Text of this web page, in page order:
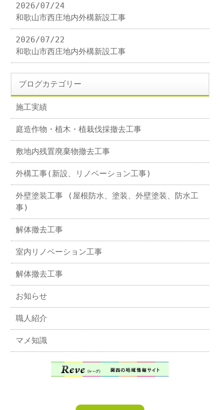
2026/07/24
和歌山市西庄地内外構新設工事
2026/07/22
和歌山市西庄地内外構新設工事
ブログカテゴリー
施工実績
庭造作物・植木・植栽伐採撤去工事
敷地内残置廃棄物撤去工事
外構工事(新設、リノベーション工事)
外壁塗装工事 (屋根防水、塗装、外壁塗装、防水工
事)
解体撤去工事
室内リノベーション工事
解体撤去工事
お知らせ
職人紹介
マメ知識